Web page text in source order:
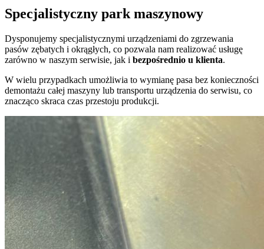
Specjalistyczny park maszynowy
Dysponujemy specjalistycznymi urządzeniami do zgrzewania
pasów zębatych i okrągłych, co pozwala nam realizować usługę
zarówno w naszym serwisie, jak i bezpośrednio u klienta.
W wielu przypadkach umożliwia to wymianę pasa bez konieczności
demontażu całej maszyny lub transportu urządzenia do serwisu, co
znacząco skraca czas przestoju produkcji.